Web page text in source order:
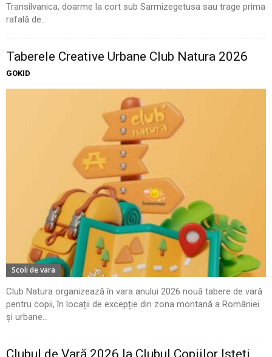
Transilvanica, doarme la cort sub Sarmizegetusa sau trage prima
rafală de...
Taberele Creative Urbane Club Natura 2026
GOKID
Scoli de vara
Club Natura organizează în vara anului 2026 nouă tabere de vară
pentru copii, în locații de excepție din zona montană a României
și urbane...
Clubul de Vară 2026 la Clubul Copiilor Isteți